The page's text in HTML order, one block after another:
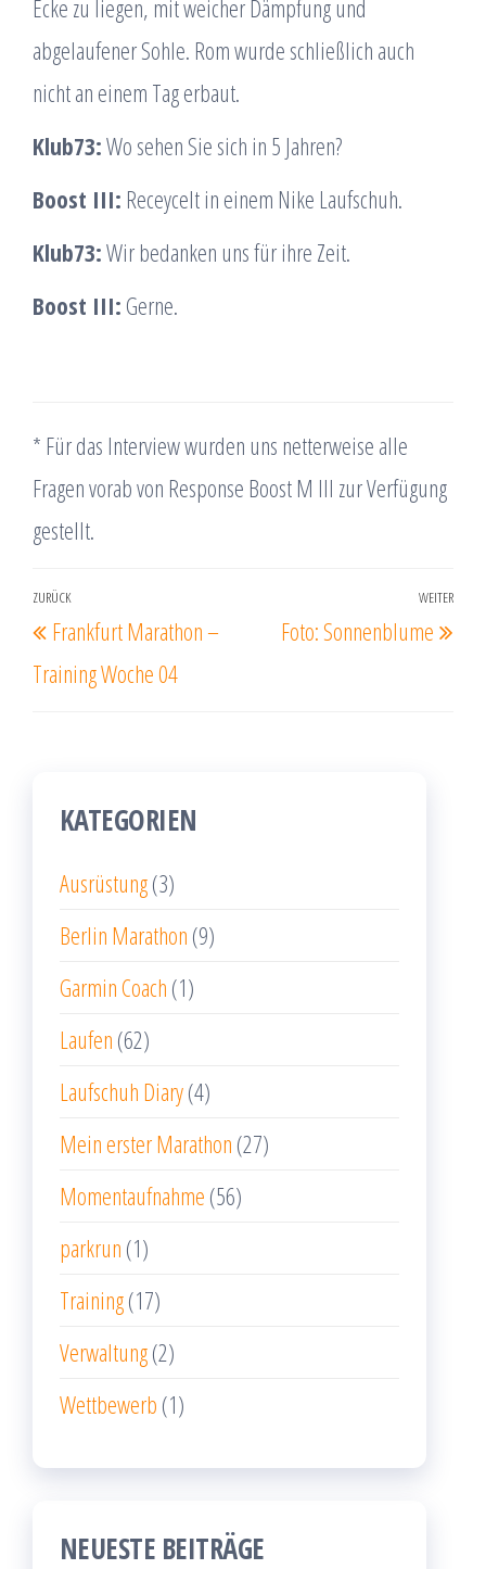
Ecke zu liegen, mit weicher Dämpfung und
abgelaufener Sohle. Rom wurde schließlich auch
nicht an einem Tag erbaut.
Klub73:Wo sehen Sie sich in 5 Jahren?
Boost III: Receycelt in einem Nike Laufschuh.
Klub73:Wir bedanken uns für ihre Zeit.
Boost III: Gerne.
* Für das Interview wurden uns netterweise alle
Fragen vorab von Response Boost M III zur Verfügung
gestellt.
Beitrags-
Navigation
Vorheriger
Beitrag
ZURÜCK
Frankfurt Marathon –
Training Woche 04
WEITER
Foto: Sonnenblume
KATEGORIEN
Ausrüstung(3)
Berlin Marathon (9)
Garmin Coach (1)
Laufen (62)
Laufschuh Diary(4)
Mein erster Marathon (27)
Momentaufnahme (56)
parkrun (1)
Training(17)
Verwaltung(2)
Wettbewerb (1)
NEUESTE BEITRÄGE